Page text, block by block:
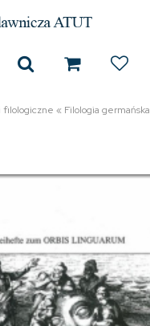
filologiczne « Filologia germańska